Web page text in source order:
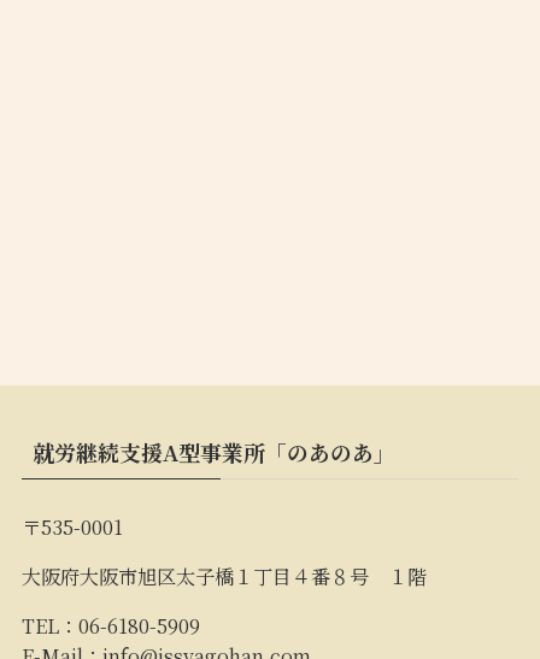
就労継続支援A型事業所「のあのあ」
〒535-0001
大阪府大阪市旭区太子橋１丁目４番８号 １階
TEL：06-6180-5909